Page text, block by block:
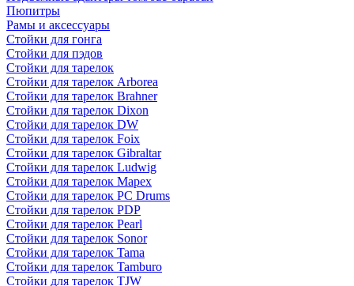
Пюпитры
Рамы и аксессуары
Стойки для гонга
Стойки для пэдов
Стойки для тарелок
Стойки для тарелок Arborea
Стойки для тарелок Brahner
Стойки для тарелок Dixon
Стойки для тарелок DW
Стойки для тарелок Foix
Стойки для тарелок Gibraltar
Стойки для тарелок Ludwig
Стойки для тарелок Mapex
Стойки для тарелок PC Drums
Стойки для тарелок PDP
Стойки для тарелок Pearl
Стойки для тарелок Sonor
Стойки для тарелок Tama
Стойки для тарелок Tamburo
Стойки для тарелок TJW